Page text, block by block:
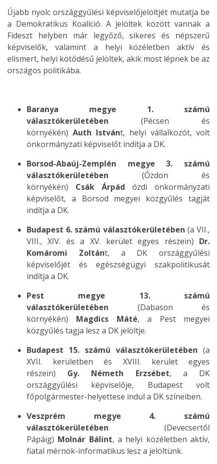
Újabb nyolc országgyűlési képviselőjelöltjét mutatja be
a Demokratikus Koalíció. A jelöltek között vannak a
Fideszt helyben már legyőző, sikeres és népszerű
képviselők, valamint a helyi közéletben aktív és
elismert, helyi kötődésű jelöltek, akik most lépnek be az
országos politikába.
Baranya megye 1. számú
választókerületében (Pécsen és
környékén) Auth Istvánt, helyi vállalkozót, volt
önkormányzati képviselőt indítja a DK.
Borsod-Abaúj-Zemplén megye 3. számú
választókerületében (Ózdon és
környékén) Csák Árpád ózdi önkormányzati
képviselőt, a Borsod megyei közgyűlés tagját
indítja a DK.
Budapest 6. számú választókerületében (a VII.,
VIII., XIV. és a XV. kerület egyes részein) Dr.
Komáromi Zoltánt, a DK országgyűlési
képviselőjét és egészségügyi szakpolitikusát
indítja a DK.
Pest megye 13. számú
választókerületében (Dabason és
környékén) Magdics Máté, a Pest megyei
közgyűlés tagja lesz a DK jelöltje.
Budapest 15. számú választókerületében (a
XVII. kerületben és XVIII. kerület egyes
részein) Gy. Németh Erzsébet, a DK
országgyűlési képviselője, Budapest volt
főpolgármester-helyettese indul a DK színeiben.
Veszprém megye 4. számú
választókerületében (Devecsertől
Pápáig) Molnár Bálint, a helyi közéletben aktív,
fiatal mérnök-informatikus lesz a jelöltünk.